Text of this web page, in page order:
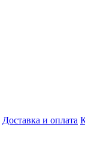
Доставка и оплата